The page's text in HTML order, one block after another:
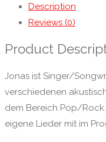
Description
Reviews (0)
Product
Jonas ist Singer/
verschiedenen
dem Bereich Pop/
eigene Lieder mit im